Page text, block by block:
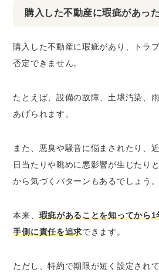
購入した不動産に瑕疵があった
購入した不動産に瑕疵があり、トラ
否定できません。
たとえば、設備の故障、土壌汚染、
あげられます。
また、悪臭や騒音に悩まされたり、
日当たりや眺めに悪影響が生じたり
から気づくパターンもあるでしょう。
本来、 瑕疵があることを知ってから
手側に責任を追求できます。
ただし、特約で期限が短く設定され